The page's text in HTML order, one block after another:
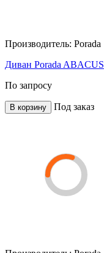
Производитель: Porada
Диван Porada ABACUS
По запросу
В корзину Под заказ